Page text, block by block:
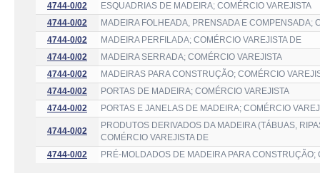
4744-0/02
ESQUADRIAS DE MADEIRA; COMÉRCIO VAREJISTA
4744-0/02
MADEIRA FOLHEADA, PRENSADA E COMPENSADA;
4744-0/02
MADEIRA PERFILADA; COMÉRCIO VAREJISTA DE
4744-0/02
MADEIRA SERRADA; COMÉRCIO VAREJISTA
4744-0/02
MADEIRAS PARA CONSTRUÇÃO; COMÉRCIO
4744-0/02
PORTAS DE MADEIRA; COMÉRCIO VAREJISTA
4744-0/02
PORTAS E JANELAS DE MADEIRA; COMÉRCIO
4744-0/02
PRODUTOS DERIVADOS DA MADEIRA (TÁBUAS,
COMÉRCIO VAREJISTA DE
4744-0/02
PRÉ-MOLDADOS DE MADEIRA PARA CONSTRUÇÃO;